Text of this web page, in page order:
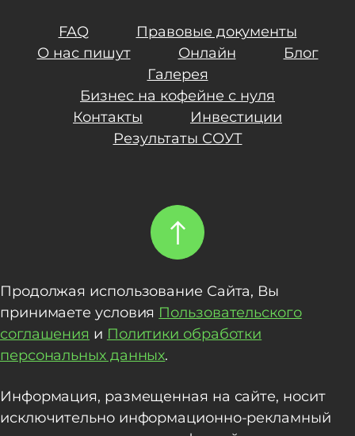
FAQ
Правовые документы
О нас пишут
Онлайн
Блог
Галерея
Бизнес на кофейне с нуля
Контакты
Инвестиции
Результаты СОУТ
Продолжая использование Сайта, Вы
принимаете условия Пользовательского
соглашения и Политики обработки
персональных данных.
Информация, размещенная на сайте, носит
исключительно информационно-рекламный